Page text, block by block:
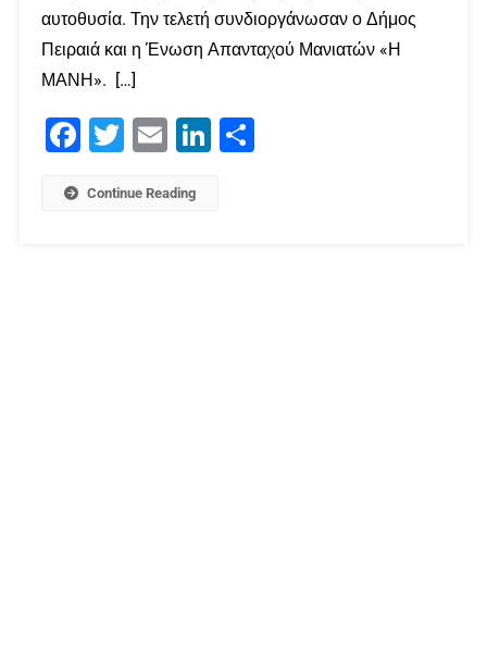
αυτοθυσία. Την τελετή συνδιοργάνωσαν ο Δήμος
Πειραιά και η Ένωση Απανταχού Μανιατών «Η
ΜΑΝΗ». […]
Facebook
Twitter Email LinkedIn
Continue Reading